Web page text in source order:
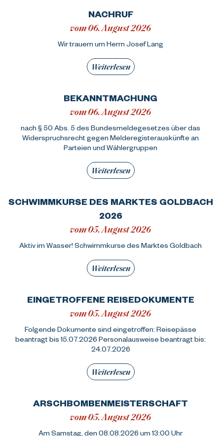
NACHRUF
vom 06. August 2026
Wir trauern um Herrn Josef Lang
Weiterlesen
BEKANNTMACHUNG
vom 06. August 2026
nach § 50 Abs. 5 des Bundesmeldegesetzes über das
Widerspruchsrecht gegen Melderegisterauskünfte an
Parteien und Wählergruppen
Weiterlesen
SCHWIMMKURSE DES MARKTES GOLDBACH
2026
vom 05. August 2026
Aktiv im Wasser! Schwimmkurse des Marktes Goldbach
Weiterlesen
EINGETROFFENE REISEDOKUMENTE
vom 05. August 2026
Folgende Dokumente sind eingetroffen: Reisepässe
beantragt bis 15.07.2026 Personalausweise beantragt bis:
24.07.2026
Weiterlesen
ARSCHBOMBENMEISTERSCHAFT
vom 05. August 2026
Am Samstag, den 08.08.2026 um 13:00 Uhr